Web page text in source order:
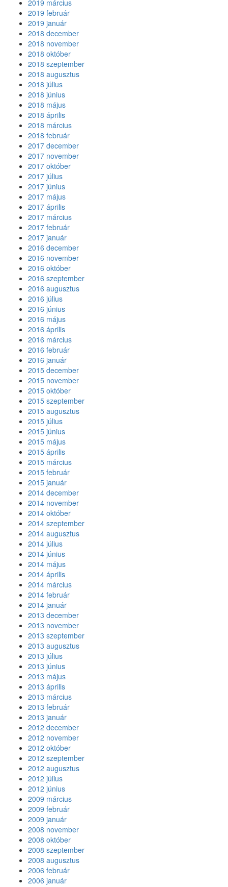
2019 március
2019 február
2019 január
2018 december
2018 november
2018 október
2018 szeptember
2018 augusztus
2018 július
2018 június
2018 május
2018 április
2018 március
2018 február
2017 december
2017 november
2017 október
2017 július
2017 június
2017 május
2017 április
2017 március
2017 február
2017 január
2016 december
2016 november
2016 október
2016 szeptember
2016 augusztus
2016 július
2016 június
2016 május
2016 április
2016 március
2016 február
2016 január
2015 december
2015 november
2015 október
2015 szeptember
2015 augusztus
2015 július
2015 június
2015 május
2015 április
2015 március
2015 február
2015 január
2014 december
2014 november
2014 október
2014 szeptember
2014 augusztus
2014 július
2014 június
2014 május
2014 április
2014 március
2014 február
2014 január
2013 december
2013 november
2013 szeptember
2013 augusztus
2013 július
2013 június
2013 május
2013 április
2013 március
2013 február
2013 január
2012 december
2012 november
2012 október
2012 szeptember
2012 augusztus
2012 július
2012 június
2009 március
2009 február
2009 január
2008 november
2008 október
2008 szeptember
2008 augusztus
2006 február
2006 január